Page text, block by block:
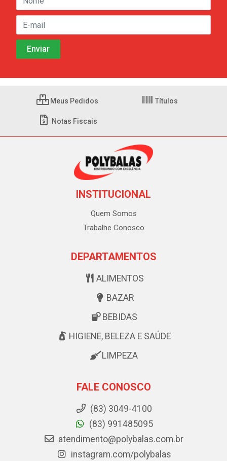
Meus Pedidos Títulos
Notas Fiscais
INSTITUCIONAL
Quem Somos
Trabalhe Conosco
DEPARTAMENTOS
ALIMENTOS
BAZAR
BEBIDAS
HIGIENE, BELEZA E SAÚDE
LIMPEZA
FALE CONOSCO
(83) 3049-4100
(83) 991485095
atendimento@polybalas.com.br
instagram.com/polybalas